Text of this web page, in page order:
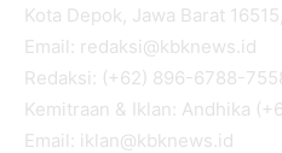
Kota Depok, Jawa Barat
Email: redaksi@kbknews.id
Redaksi: (+62) 896-6788-
Kemitraan & Iklan: Andhika
Email: iklan@kbknews.id